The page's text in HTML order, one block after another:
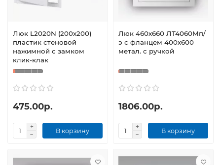
Люк L2020N (200х200)
пластик стеновой
нажимной с замком
клик-клак
475.00р.
В корзину
Люк 460х660 ЛТ4060Мп/
э с фланцем 400х600
метал. с ручкой
1806.00р.
В корзину